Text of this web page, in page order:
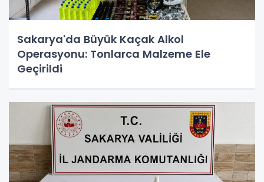
Sakarya'da Büyük Kaçak Alkol
Operasyonu: Tonlarca Malzeme Ele
Geçirildi